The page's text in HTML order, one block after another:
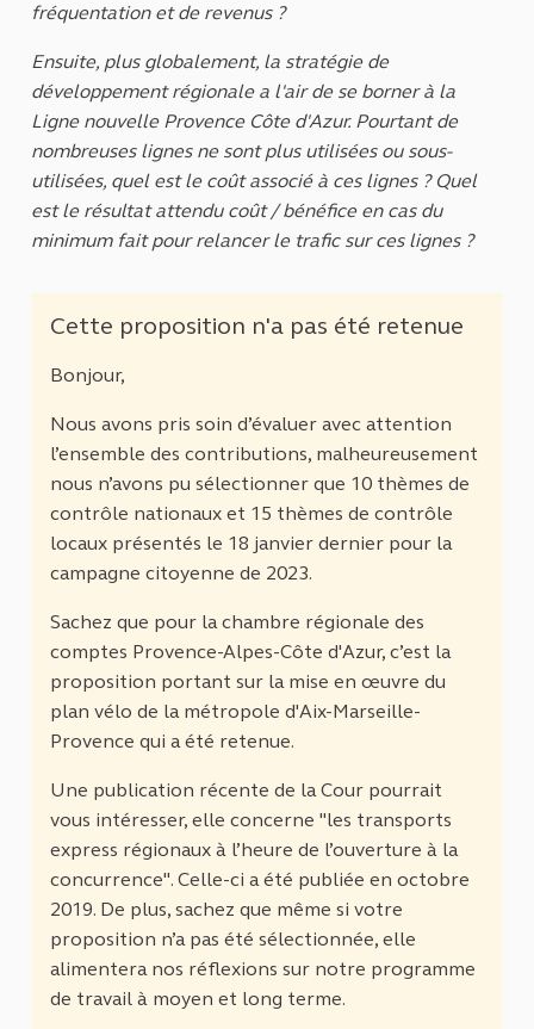
fréquentation et de revenus ?
Ensuite, plus globalement, la stratégie de
développement régionale a l'air de se borner à la
Ligne nouvelle Provence Côte d'Azur. Pourtant de
nombreuses lignes ne sont plus utilisées ou sous-
utilisées, quel est le coût associé à ces lignes ? Quel
est le résultat attendu coût / bénéfice en cas du
minimum fait pour relancer le trafic sur ces lignes ?
Cette proposition n'a pas été retenue
Bonjour,
Nous avons pris soin d’évaluer avec attention
l’ensemble des contributions, malheureusement
nous n’avons pu sélectionner que 10 thèmes de
contrôle nationaux et 15 thèmes de contrôle
locaux présentés le 18 janvier dernier pour la
campagne citoyenne de 2023.
Sachez que pour la chambre régionale des
comptes Provence-Alpes-Côte d'Azur, c’est la
proposition portant sur la mise en œuvre du
plan vélo de la métropole d'Aix-Marseille-
Provence qui a été retenue.
Une publication récente de la Cour pourrait
vous intéresser, elle concerne "les transports
express régionaux à l’heure de l’ouverture à la
concurrence". Celle-ci a été publiée en octobre
2019. De plus, sachez que même si votre
proposition n’a pas été sélectionnée, elle
alimentera nos réflexions sur notre programme
de travail à moyen et long terme.